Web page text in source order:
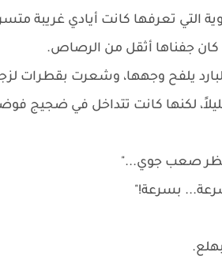
التي تعرفها كانت أيادي غريبة
جفناها أثقل من الرصاص.
يلفح وجهها، وشعرت بقطرات
لكنها كانت تتداخل في ضجيج
صعب جوي..."
بسرعة!"